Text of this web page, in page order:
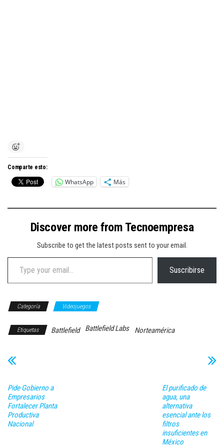
Comparte esto:
WhatsApp Más
Discover more from Tecnoempresa
Subscribe to get the latest posts sent to your email.
Type your email…
Suscribirse
Categoría Videojuegos
Etiquetas Battlefield Battlefield Labs Norteamérica
Pide Gobierno a
Empresarios
Fortalecer Planta
Productiva
Nacional
El purificado de
agua, una
alternativa
esencial ante los
filtros
insuficientes en
México